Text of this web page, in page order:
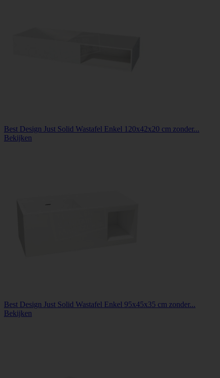
Best Design Just Solid Wastafel Enkel 120x42x20 cm zonder...
Bekijken
Best Design Just Solid Wastafel Enkel 95x45x35 cm zonder...
Bekijken